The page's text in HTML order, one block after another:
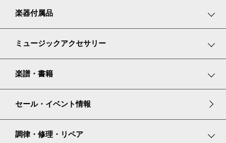
鍵盤楽器
弦楽器
管楽器
楽器付属品
鍵盤楽器小物
弦楽器小物
管楽器小物
ミュージックアクセサリー
リトミックスカーフ
グランドピアノ譜面台カバー
ピアノ耐震・防振グッズ
楽譜・書籍
楽譜コーナーのご紹介
楽譜専門ショップ miyajibooks.com
セール・イベント情報
調律・修理・リペア